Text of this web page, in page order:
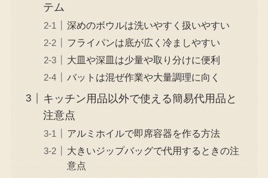
テム
深めのボウルは洗いやすく扱いやすい
フライパンは底が広く冷ましやすい
大皿や深皿は少量や取り分けに便利
バットは混ぜ作業や大量調理に向く
キッチン用品以外で使える簡易代用品と
注意点
アルミホイルで即席容器を作る方法
大きいジップバッグで代用するときの注
意点